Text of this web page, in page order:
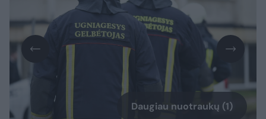
Daugiau nuotraukų (1)